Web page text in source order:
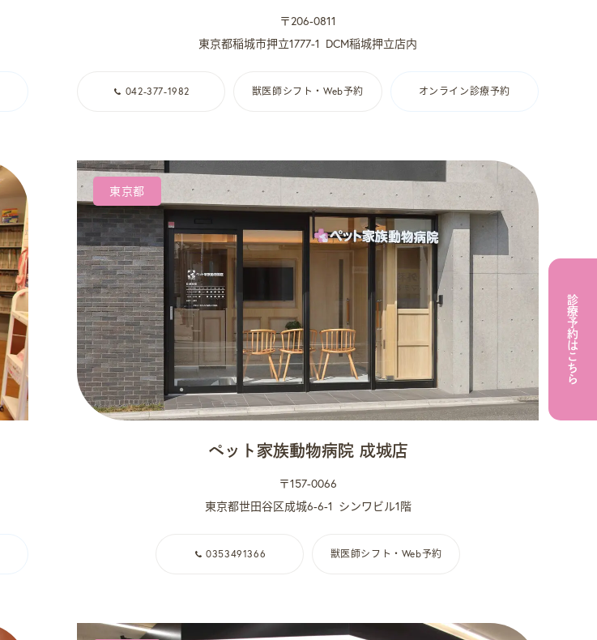
〒206-0811
東京都稲城市押立1777-1 DCM稲城押立店内
042-377-1982 獣医師シフト・Web予約 オンライン診療予約
東京都
ペット家族動物病院 成城店
〒157-0066
東京都世田谷区成城6-6-1 シンワビル1階
0353491366 獣医師シフト・Web予約
診療予約はこちら